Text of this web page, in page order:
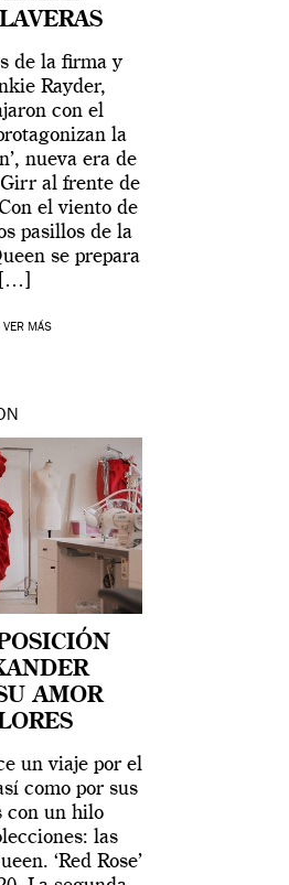
de la firma y
Rayder,
con el
la
nueva era de
al frente de
el viento de
pasillos de la
se prepara
VER MÁS
AMOR
un viaje por el
como por sus
con un hilo
las
‘Red Rose’